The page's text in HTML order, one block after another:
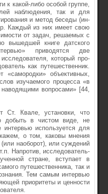
к ка­кой-либо особой группе,
наблюдения, так и для
и метод беседы (ин­
Каждый из них имеет свою
от задач, решаемых с
вышедшей книге датского
приводятся две
который про­
как путешественник.
«самородки» объективных,
изучаемого процесса «в
вопросами» [44,
Ст. Ква­ле, установки, что
добыть в чистом виде, не
интервью используется для
о том, каковы мнения
наоборот), или суждений
Напротив, исследователь-
стране, всту­пает в
путешественника, так и
Тем самым интервью
приорите­ты и ценности